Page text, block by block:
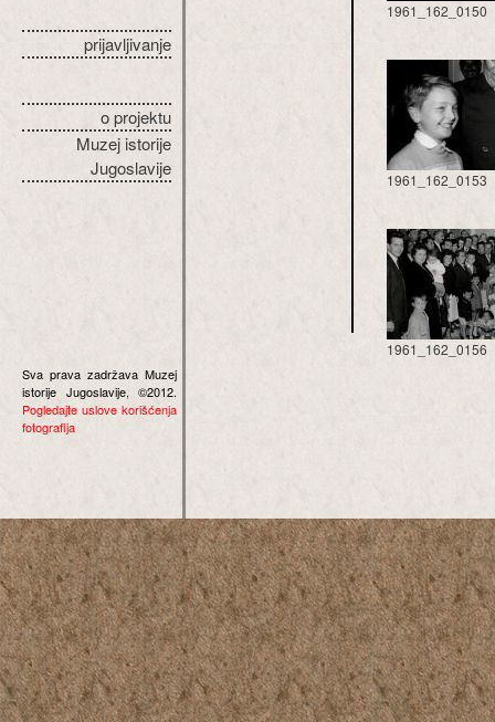
prijavljivanje
o projektu
Muzej istorije
Jugoslavije
Sva prava zadržava Muzej
istorije Jugoslavije, ©2012.
Pogledajte uslove korišćenja
fotografija
1961_162_0150
1961_162_0153
1961_162_0156